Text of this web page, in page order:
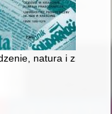
pw. Bożego
natura i